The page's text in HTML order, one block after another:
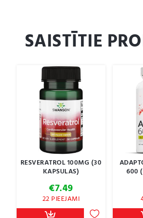
SAISTĪTIE
RESVERATROL 100MG (30
KAPSULAS)
€7.49
22 PIEEJAMI
600